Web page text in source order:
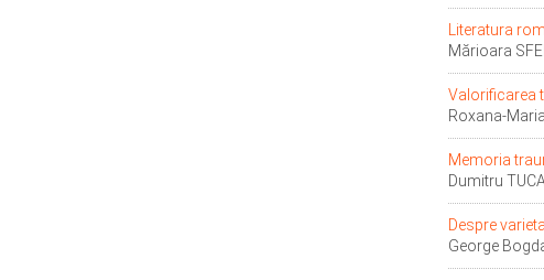
Literatura
Mărioara
Valorificarea
Roxana-
Memoria
Dumitru
Despre
George